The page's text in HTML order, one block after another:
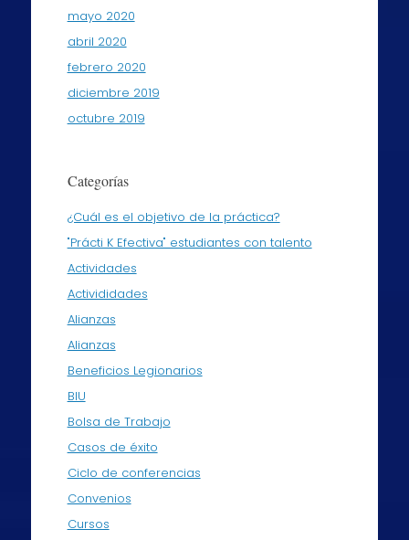
mayo 2020
abril 2020
febrero 2020
diciembre 2019
octubre 2019
Categorías
¿Cuál es el objetivo de la práctica?
"Prácti K Efectiva" estudiantes con talento
Actividades
Activididades
Alianzas
Alianzas
Beneficios Legionarios
BIU
Bolsa de Trabajo
Casos de éxito
Ciclo de conferencias
Convenios
Cursos